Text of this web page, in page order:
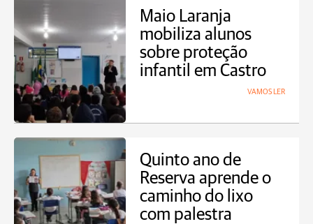
Maio Laranja
mobiliza alunos
sobre proteção
infantil em Castro
VAMOS LER
Quinto ano de
Reserva aprende o
caminho do lixo
com palestra